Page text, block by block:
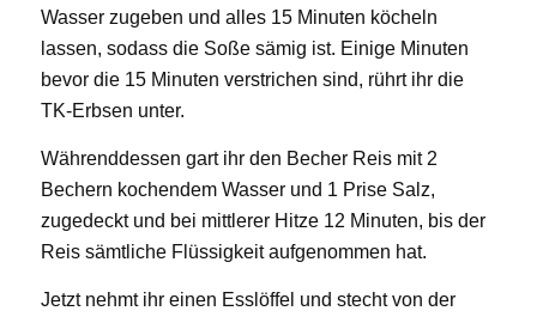
Wasser zugeben und alles 15 Minuten köcheln
lassen, sodass die Soße sämig ist. Einige Minuten
bevor die 15 Minuten verstrichen sind, rührt ihr die
TK-Erbsen unter.
Währenddessen gart ihr den Becher Reis mit 2
Bechern kochendem Wasser und 1 Prise Salz,
zugedeckt und bei mittlerer Hitze 12 Minuten, bis der
Reis sämtliche Flüssigkeit aufgenommen hat.
Jetzt nehmt ihr einen Esslöffel und stecht von der